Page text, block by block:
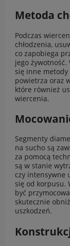
Metoda
Podczas
chłodzenia,
co zapobiega
jego
się inne metody
powietrza oraz
które również
wiercenia.
Segmenty
na sucho są
za pomocą
są w stanie
czy intensywne
się od korpusu.
być
skutecznie
uszkodzeń.